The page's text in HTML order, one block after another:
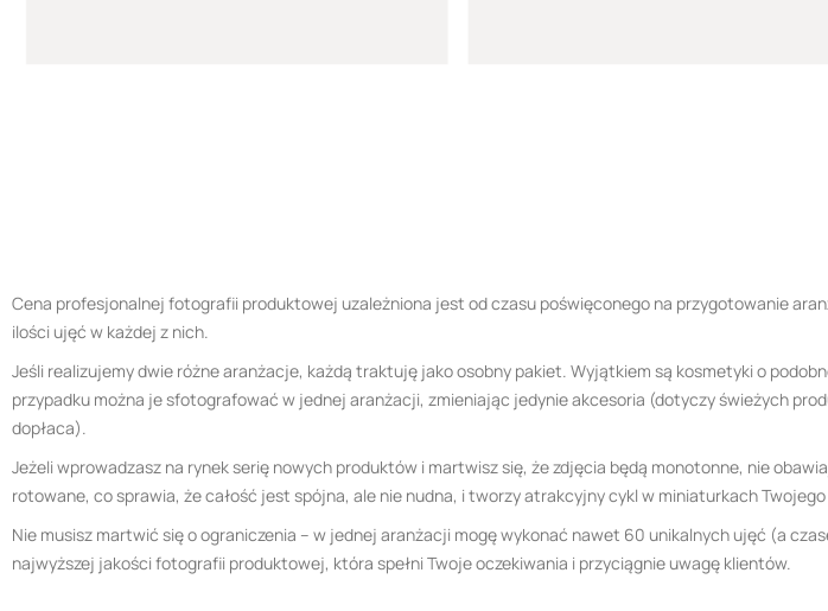
Cena profesjonalnej fotografii produktowej uzależniona jest od czasu poświęconego na przygotowanie
ilości ujęć w każdej z nich.
Jeśli realizujemy dwie różne aranżacje, każdą traktuję jako osobny pakiet. Wyjątkiem są kosmetyki o
przypadku można je sfotografować w jednej aranżacji, zmieniając jedynie akcesoria (dotyczy świeżych
dopłaca).
Jeżeli wprowadzasz na rynek serię nowych produktów i martwisz się, że zdjęcia będą monotonne, nie
rotowane, co sprawia, że całość jest spójna, ale nie nudna, i tworzy atrakcyjny cykl w miniaturkach
Nie musisz martwić się o ograniczenia – w jednej aranżacji mogę wykonać nawet 60 unikalnych ujęć (a
najwyższej jakości fotografii produktowej, która spełni Twoje oczekiwania i przyciągnie uwagę klientów.